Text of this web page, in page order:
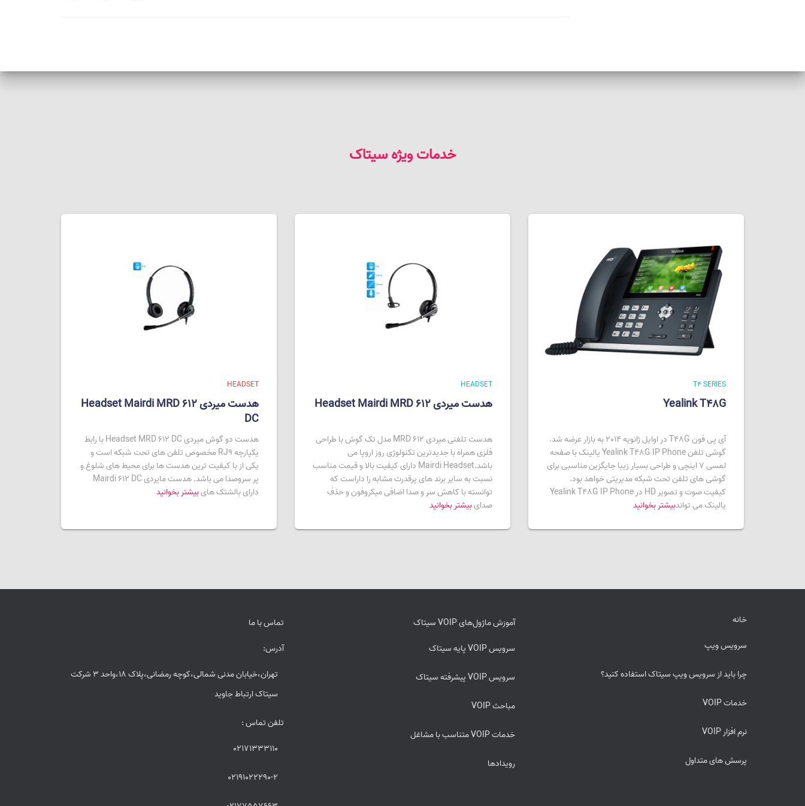
خدمات ویژه سیتاک
T4 SERIES
Yealink T48G
آی پی فون T48G در اوایل ژانویه 2014 به بازار عرضه شد.
گوشی تلفن Yealink T48G IP Phone یالینک با صفحه
لمسی 7 اینچی و طراحی بسیار زیبا جایگزین مناسبی برای
گوشی های تلفن تحت شبکه مدیریتی خواهد بود.
کیفیت صوت و تصویر HD در Yealink T48G IP Phone
یالینک می تواندبیشتر بخوانید
HEADSET
هدست میردی Headset Mairdi MRD 612
هدست تلفنی میردی MRD 612 مدل تک گوش با طراحی
فلزی همراه با جدیدترین تکنولوژی روز اروپا می
باشد.Mairdi Headset دارای کیفیت بالا و قیمت مناسب
نسبت به سایر برند های پرقدرت مشابه را داراست که
توانسته با کاهش سر و صدا اضافی میکروفون و حذف
صدایبیشتر بخوانید
HEADSET
هدست میردی Headset Mairdi MRD 612
DC
هدست دو گوش میردی Headset MRD 612 DC با رابط
یکپارچه RJ9 مخصوص تلفن های تحت شبکه است و
یکی از با کیفیت ترین هدست ها برای محیط های شلوغ و
پر سروصدا می باشد. هدست مایردی Mairdi 612 DC
دارای بالشتک هایبیشتر بخوانید
خانه
سرویس ویپ
چرا باید از سرویس ویپ سیتاک استفاده کنید؟
خدمات VOIP
نرم افزار VOIP
پرسش های متداول
آموزش ماژول‌های VOIP سیتاک
سرویس VOIP پایه سیتاک
سرویس VOIP پیشرفته سیتاک
مباحث VOIP
خدمات VOIP متناسب با مشاغل
رویدادها
تماس با ما
آدرس:
تهران،خیابان مدنی شمالی،کوچه رمضانی،پلاک 18،واحد 3 شرکت
سیتاک ارتباط جاوید
تلفن تماس :
02171333110
02191022290-2